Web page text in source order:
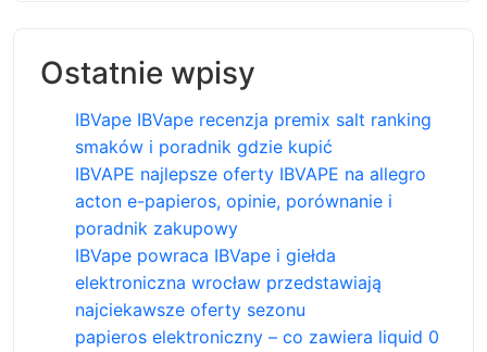
Ostatnie wpisy
IBVape IBVape recenzja premix salt ranking
smaków i poradnik gdzie kupić
IBVAPE najlepsze oferty IBVAPE na allegro
acton e-papieros, opinie, porównanie i
poradnik zakupowy
IBVape powraca IBVape i giełda
elektroniczna wrocław przedstawiają
najciekawsze oferty sezonu
papieros elektroniczny – co zawiera liquid 0